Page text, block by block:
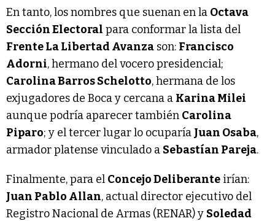
En tanto, los nombres que suenan en la Octava
Sección Electoral para conformar la lista del
Frente La Libertad Avanza son: Francisco
Adorni, hermano del vocero presidencial;
Carolina Barros Schelotto, hermana de los
exjugadores de Boca y cercana a Karina Milei
aunque podría aparecer también Carolina
Piparo; y el tercer lugar lo ocuparía Juan Osaba,
armador platense vinculado a Sebastían Pareja.
Finalmente, para el Concejo Deliberante irían:
Juan Pablo Allan, actual director ejecutivo del
Registro Nacional de Armas (RENAR) y Soledad